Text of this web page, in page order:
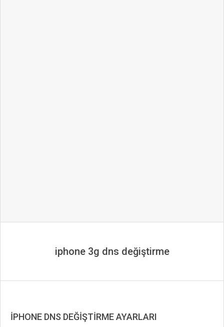
iphone 3g dns değiştirme
İPHONE DNS DEĞİŞTİRME AYARLARI